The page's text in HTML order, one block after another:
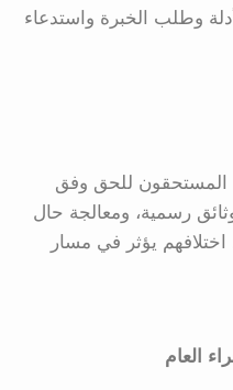
وطلب الخبرة واستدعاء
المستحقون للحق وفق
رسمية، ومعالجة حال
اختلافهم يؤثر في مسار
العام